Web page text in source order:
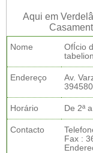
Aqui em
Nome
OfÍcio
Endereço
Av.
Horário De 2ª
Contacto
Fax :